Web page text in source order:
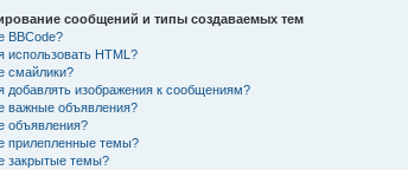
сообщений и типы создаваемых тем
BBCode?
использовать HTML?
смайлики?
добавлять изображения к сообщениям?
важные объявления?
объявления?
прилепленные темы?
закрытые темы?